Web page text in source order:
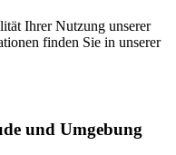
Ihrer Nutzung unserer
finden Sie in unserer
und Umgebung